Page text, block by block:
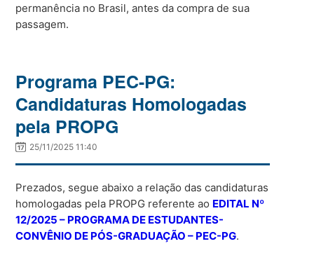
permanência no Brasil, antes da compra de sua
passagem.
Programa PEC-PG:
Candidaturas Homologadas
pela PROPG
25/11/2025 11:40
Prezados, segue abaixo a relação das candidaturas
homologadas pela PROPG referente ao EDITAL Nº
12/2025 – PROGRAMA DE ESTUDANTES-
CONVÊNIO DE PÓS-GRADUAÇÃO – PEC-PG.